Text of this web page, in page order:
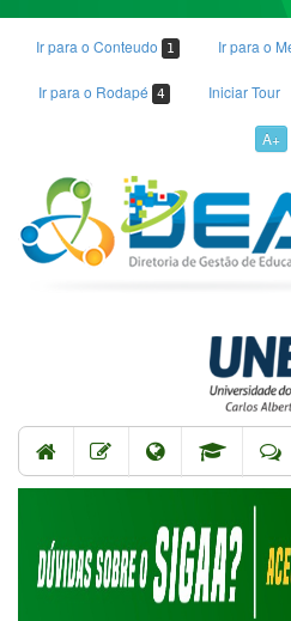
Ir para o Conteudo 1 Ir para o
Ir para o Rodapé 4 Iniciar Tour
A+